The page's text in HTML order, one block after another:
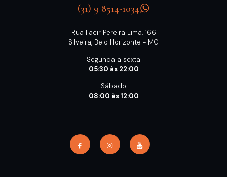
(31) 9 8514-1034
Rua Ilacir Pereira Lima, 166
Silveira, Belo Horizonte - MG
Segunda a sexta
05:30 às 22:00
Sábado
08:00 às 12:00